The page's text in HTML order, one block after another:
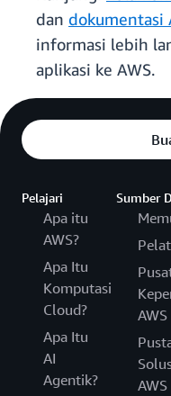
dan dokumentasi
informasi lebih
aplikasi ke AWS.
Pelajari
Apa itu
AWS?
Apa Itu
Komputasi
Cloud?
Apa Itu
AI
Agentik?
Sumber
AWS
AWS